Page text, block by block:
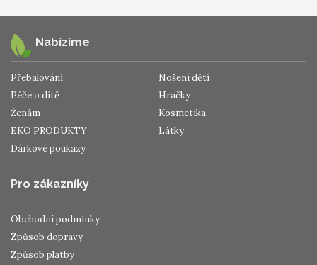
Nabízíme
Přebalování
Nošení dětí
Péče o dítě
Hračky
Ženám
Kosmetika
EKO PRODUKTY
Látky
Dárkové poukazy
Pro zákazníky
Obchodní podmínky
Způsob dopravy
Způsob platby